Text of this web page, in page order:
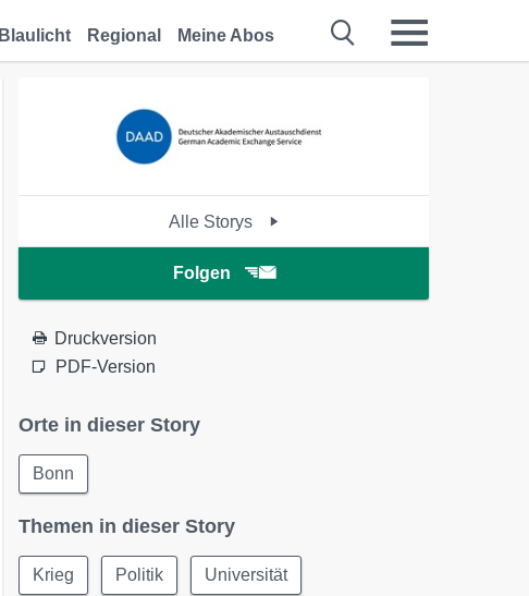
Blaulicht Regional Meine Abos
Alle Storys
Folgen
Druckversion
PDF-Version
Orte in dieser Story
Bonn
Themen in dieser Story
Krieg Politik Universität